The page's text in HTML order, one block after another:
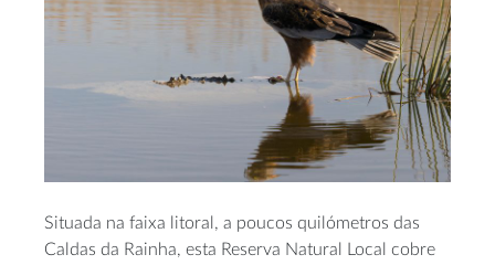
Situada na faixa litoral, a poucos quilómetros das
Caldas da Rainha, esta Reserva Natural Local cobre